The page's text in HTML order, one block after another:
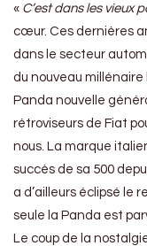
« C’est dans les vieux
cœur. Ces dernières
dans le secteur
du nouveau
Panda nouvelle
rétroviseurs de Fiat
nous. La marque
succès de sa 500
a d’ailleurs éclipsé le
seule la Panda est
Le coup de la